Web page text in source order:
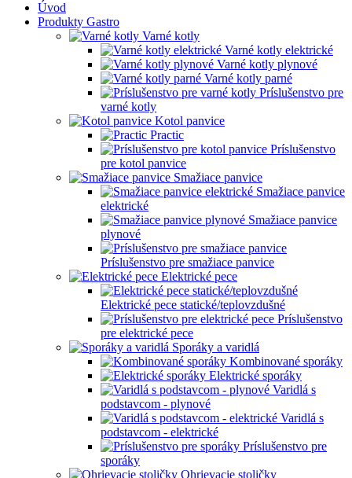
Úvod
Produkty Gastro
Varné kotly
Varné kotly elektrické
Varné kotly plynové
Varné kotly parné
Príslušenstvo pre
varné kotly
Kotol panvice
Practic
Príslušenstvo
pre kotol panvice
Smažiace panvice
Smažiace panvice
elektrické
Smažiace panvice
plynové
Príslušenstvo pre smažiace panvice
Elektrické pece
Elektrické pece statické/teplovzdušné
Príslušenstvo
pre elektrické pece
Sporáky a varidlá
Kombinované sporáky
Elektrické sporáky
Varidlá s
podstavcom - plynové
Varidlá s
podstavcom - elektrické
Príslušenstvo pre
sporáky
Ohrievacie stoličky